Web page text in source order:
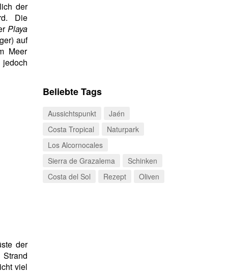
der
Die
Playa
auf
Meer
der
viel
Beliebte Tags
Aussichtspunkt
Jaén
Costa Tropical
Naturpark
Los Alcornocales
Sierra de Grazalema
Schinken
Costa del Sol
Rezept Oliven